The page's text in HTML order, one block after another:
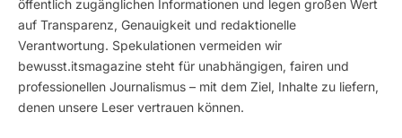
öffentlich zugänglichen Informationen und legen großen Wert
auf Transparenz, Genauigkeit und redaktionelle
Verantwortung. Spekulationen vermeiden wir
bewusst.itsmagazine steht für unabhängigen, fairen und
professionellen Journalismus – mit dem Ziel, Inhalte zu liefern,
denen unsere Leser vertrauen können.